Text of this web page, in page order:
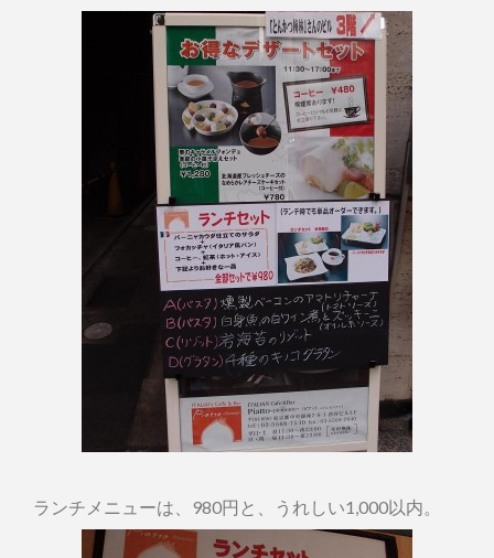
ランチメニューは、980円と、うれしい1,000以内。